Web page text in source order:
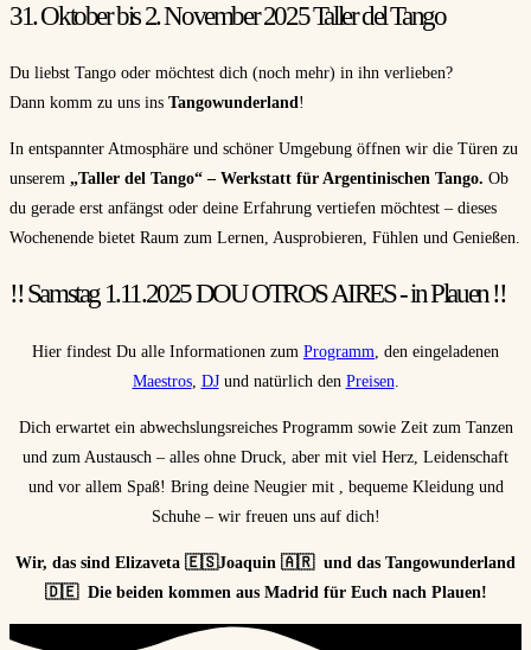
31. Oktober bis 2. November 2025 Taller del Tango
Du liebst Tango oder möchtest dich (noch mehr) in ihn verlieben?
Dann komm zu uns ins Tangowunderland!
In entspannter Atmosphäre und schöner Umgebung öffnen wir die Türen zu
unserem „Taller del Tango“ – Werkstatt für Argentinischen Tango. Ob
du gerade erst anfängst oder deine Erfahrung vertiefen möchtest – dieses
Wochenende bietet Raum zum Lernen, Ausprobieren, Fühlen und Genießen.
!! Samstag 1.11.2025 DOU OTROS AIRES - in Plauen !!
Hier findest Du alle Informationen zum Programm , den eingeladenen
Maestros, DJund natürlich den Preisen
Dich erwartet ein abwechslungsreiches Programm sowie Zeit zum Tanzen
und zum Austausch – alles ohne Druck, aber mit viel Herz, Leidenschaft
und vor allem Spaß! Bring deine Neugier mit , bequeme Kleidung und
Schuhe – wir freuen uns auf dich!
Wir, das sind Elizaveta 🇪🇸Joaquin 🇦🇷 und das Tangowunderland
🇩🇪 Die beiden kommen aus Madrid für Euch nach Plauen!